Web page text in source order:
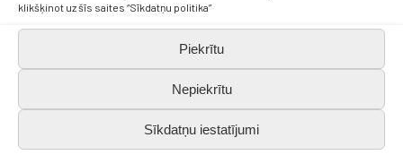
klikšķinot uz šīs saites “Sīkdatņu politika”
Piekrītu
Nepiekrītu
Sīkdatņu iestatījumi